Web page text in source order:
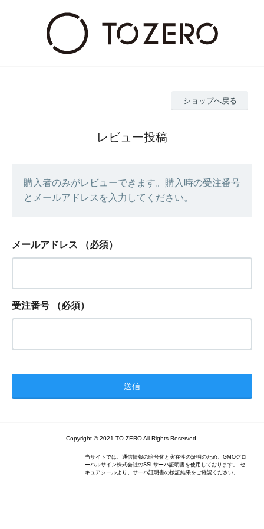
ショップへ戻る
レビュー投稿
購入者のみがレビューできます。購入時の受注番号
とメールアドレスを入力してください。
メールアドレス （必須）
受注番号 （必須）
Copyright © 2021 TO ZERO All Rights Reserved.
当サイトでは、通信情報の暗号化と実在性の証明のため、GMOグロ
ーバルサイン株式会社のSSLサーバ証明書を使用しております。 セ
キュアシールより、サーバ証明書の検証結果をご確認ください。